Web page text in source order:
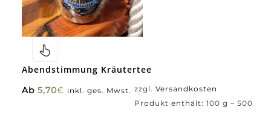
Abendstimmung Kräutertee
Ab 5,70€ inkl. ges. Mwst. zzgl. Versandkosten
Produkt enthält: 100 g – 500